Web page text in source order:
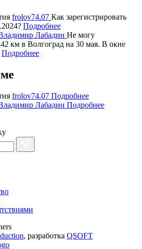
frolov74.07 Как зарегистрировать
Подробнее
Лабадин Не могу
42 км в Волгоград на 30 мая. В окне
Подробнее
frolov74.07 Подробнее
Лабадин Подробнее
, разработка QSOFT